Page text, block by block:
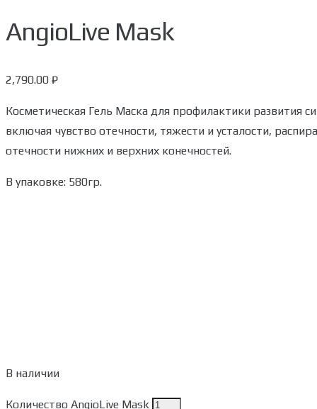
AngioLive Mask
2,790.00 ₽
Косметическая Гель Маска для профилактики развития
включая чувство отечности, тяжести и усталости,
отечности нижних и верхних конечностей.
В упаковке: 580гр.
В наличии
Количество AngioLive Mask